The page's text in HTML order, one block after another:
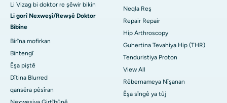
Li Vizag bi doktor re şêwir bikin
Li gorî Nexweşî/Rewşê Doktor
Bibîne
Birîna mofirkan
Bîntengî
Êşa piştê
Dîtina Blurred
qansêra pêsîran
Neqla Reş
Repair Repair
Hip Arthroscopy
Guhertina Tevahiya Hip (THR)
Tenduristiya Proton
View All
Rêbernameya Nîşanan
Êşa sîngê ya tûj